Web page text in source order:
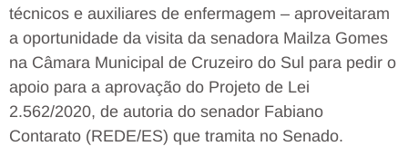
técnicos e auxiliares de enfermagem – aproveitaram
a oportunidade da visita da senadora Mailza Gomes
na Câmara Municipal de Cruzeiro do Sul para pedir o
apoio para a aprovação do Projeto de Lei
2.562/2020, de autoria do senador Fabiano
Contarato (REDE/ES) que tramita no Senado.